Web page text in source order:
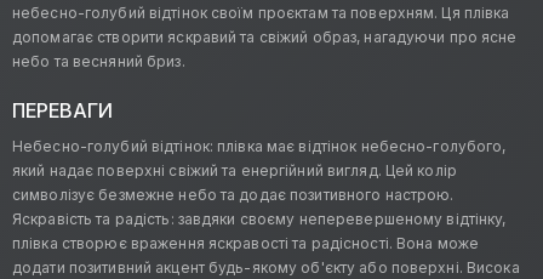
небесно-голубий відтінок своїм проєктам та поверхням. Ця плівка
допомагає створити яскравий та свіжий образ, нагадуючи про ясне
небо та весняний бриз.
ПЕРЕВАГИ
Небесно-голубий відтінок: плівка має відтінок небесно-голубого,
який надає поверхні свіжий та енергійний вигляд. Цей колір
символізує безмежне небо та додає позитивного настрою.
Яскравість та радість: завдяки своєму неперевершеному відтінку,
плівка створює враження яскравості та радісності. Вона може
додати позитивний акцент будь-якому об'єкту або поверхні. Висока